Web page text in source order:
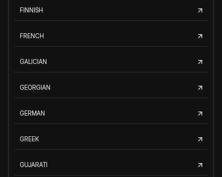
FINNISH
FRENCH
GALICIAN
GEORGIAN
GERMAN
GREEK
GUJARATI